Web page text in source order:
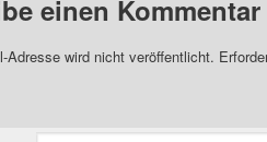
einen Kommentar
Adresse wird nicht veröffentlicht.